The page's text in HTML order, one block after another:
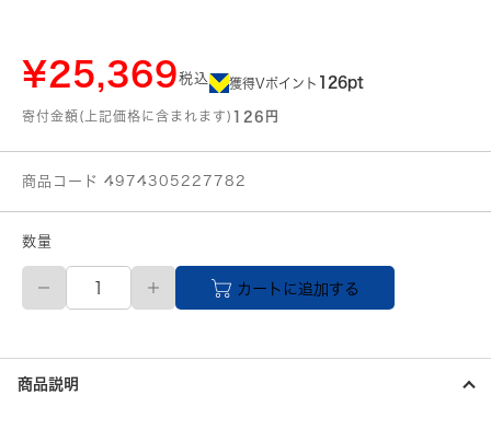
¥25,369税込 獲得Vポイント 126pt
寄付金額(上記価格に含まれます) 126円
商品コード 4974305227782
数量
【直
品】
チ
ー
ム
カートに追加する
商品説明